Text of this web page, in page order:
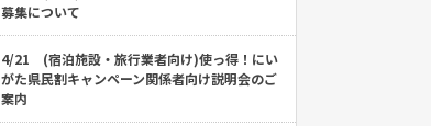
募集について
4/21 (宿泊施設・旅行業者向け)使っ得！にい
がた県民割キャンペーン関係者向け説明会のご
案内